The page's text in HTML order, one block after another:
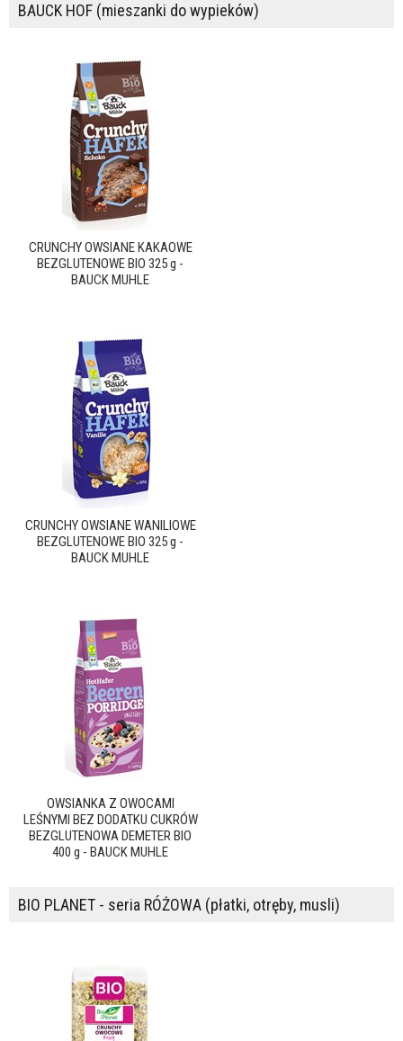
BAUCK HOF (mieszanki do wypieków)
CRUNCHY OWSIANE KAKAOWE
BEZGLUTENOWE BIO 325 g -
BAUCK MUHLE
CRUNCHY OWSIANE WANILIOWE
BEZGLUTENOWE BIO 325 g -
BAUCK MUHLE
OWSIANKA Z OWOCAMI
LEŚNYMI BEZ DODATKU CUKRÓW
BEZGLUTENOWA DEMETER BIO
400 g - BAUCK MUHLE
BIO PLANET - seria RÓŻOWA (płatki, otręby, musli)